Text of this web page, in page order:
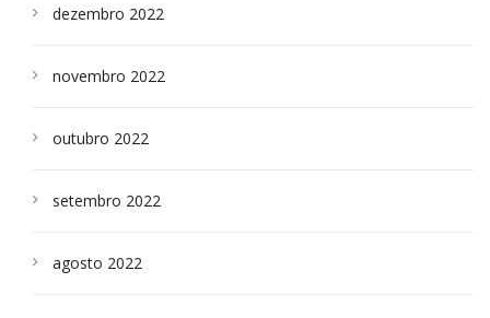
dezembro 2022
novembro 2022
outubro 2022
setembro 2022
agosto 2022